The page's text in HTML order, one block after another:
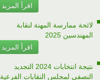
اقرأ المزيد
لائحة ممارسة المهنة لنقابة
المهندسين 2025
اقرأ المزيد
نتيجة انتخابات 2024 التجديد
النصفى لمجلس النقابات الفرعية